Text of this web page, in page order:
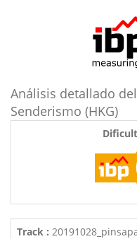
Análisis detallado
Senderismo (HKG)
Track :